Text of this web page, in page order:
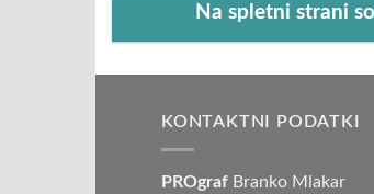
Na spletni strani
KONTAKTNI PODATKI
PROgraf Branko Mlakar